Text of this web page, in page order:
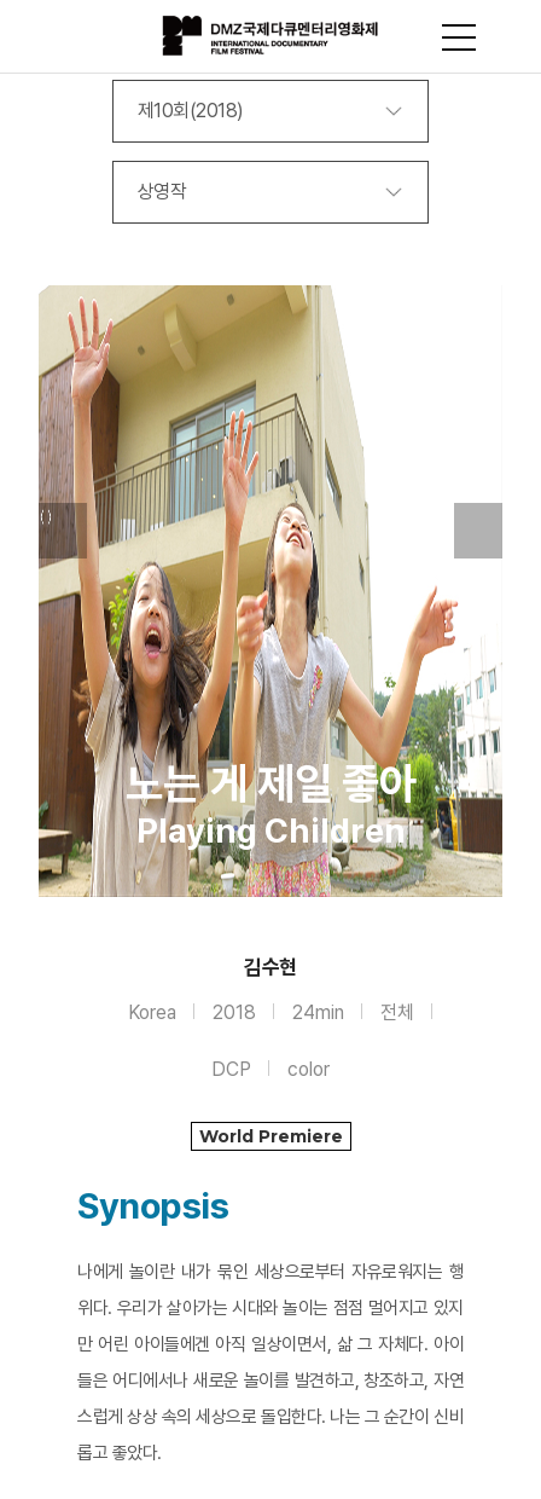
제10회(2018)
상영작
노는 게 제일 좋아
Playing Children
김수현
Korea 2018 24min 전체
DCP color
World Premiere
Synopsis
나에게 놀이란 내가 묶인 세상으로부터 자유로워지는 행
위다. 우리가 살아가는 시대와 놀이는 점점 멀어지고 있지
만 어린 아이들에겐 아직 일상이면서, 삶 그 자체다. 아이
들은 어디에서나 새로운 놀이를 발견하고, 창조하고, 자연
스럽게 상상 속의 세상으로 돌입한다. 나는 그 순간이 신비
롭고 좋았다.